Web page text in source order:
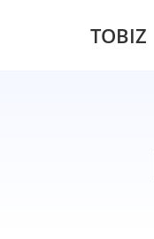
TOBIZ